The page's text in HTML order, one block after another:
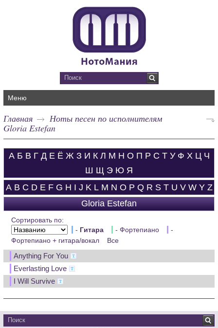
Меню
Главная
Ноты песен по исполнителям
Gloria Estefan
А Б В Г Д Е Ё Ж З И К Л М Н О П Р С Т У Ф Х Ц Ч
Ш Щ Э Ю Я
A B C D E F G H I J K L M N O P Q R S T U V W Y Z
Gloria Estefan
Сортировать по:
- Гитара - Фортепиано
-
Фортепиано + гитара/вокал
Все
Anything For You
Everlasting Love
I Will Survive